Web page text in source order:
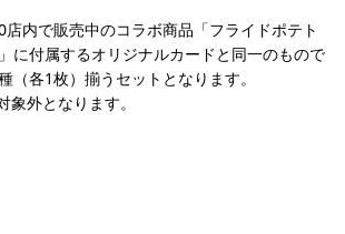
内で販売中のコラボ商品「フライドポテト
に付属するオリジナルカードと同一のもので
（各1枚）揃うセットとなります。
外となります。